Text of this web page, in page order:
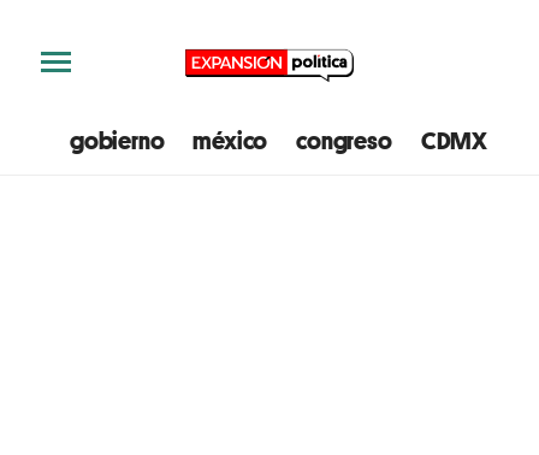
gobierno méxico congreso CDMX